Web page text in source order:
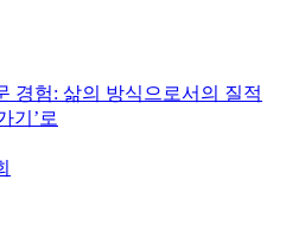
경험: 삶의 방식으로서의 질적
기’로